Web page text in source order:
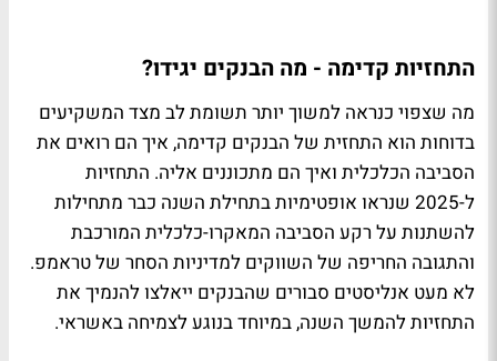
התחזיות קדימה - מה הבנקים יגידו?
מה שצפוי כנראה למשוך יותר תשומת לב מצד המשקיעים
בדוחות הוא התחזית של הבנקים קדימה, איך הם רואים את
הסביבה הכלכלית ואיך הם מתכוננים אליה. התחזיות
ל-2025 שנראו אופטימיות בתחילת השנה כבר מתחילות
להשתנות על רקע הסביבה המאקרו-כלכלית המורכבת
והתגובה החריפה של השווקים למדיניות הסחר של טראמפ.
לא מעט אנליסטים סבורים שהבנקים ייאלצו להנמיך את
התחזיות להמשך השנה, במיוחד בנוגע לצמיחה באשראי.